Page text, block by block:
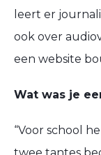
leert er
ook over
een website
Wat was je
“Voor school h